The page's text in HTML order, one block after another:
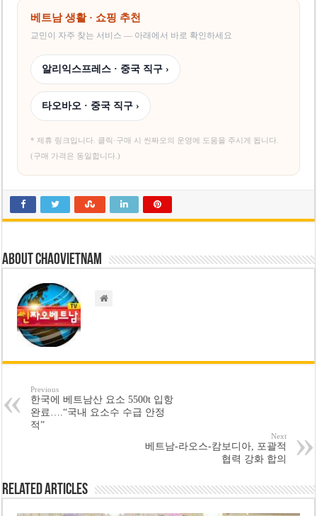
베트남 생활 · 쇼핑 추천
교민이 자주 찾는 서비스 — 아래에서 바로 확인하세요
알리익스프레스 · 중국 직구 ›
타오바오 · 중국 직구 ›
* 제휴 링크입니다. 클릭·구매 시 씬짜오의 운영에 도움을 주시게 됩니다.
(구매 가격은 동일합니다.)
About chaovietnam
Previous
한국에 베트남산 요소 5500t 입항
완료….“국내 요소수 수급 안정
적”
Next
베트남-라오스-캄보디아, 포괄적
협력 강화 합의
Related Articles